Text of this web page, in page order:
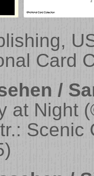
Card
/
at Night